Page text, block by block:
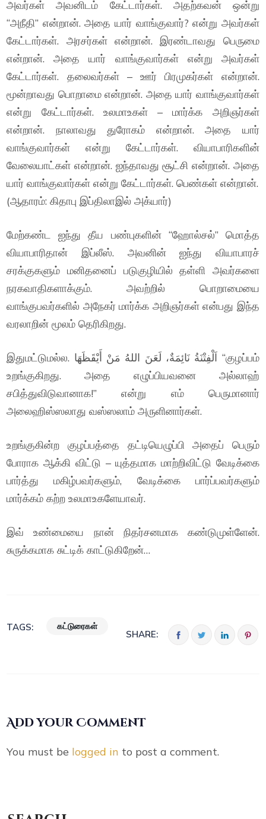
அவர்கள் அவனிடம் கேட்டார்கள். அதற்கவன் ஒன்று
“அநீதி” என்றான். அதை யார் வாங்குவார்? என்று அவர்கள்
கேட்டார்கள். அரசர்கள் என்றான். இரண்டாவது பெருமை
என்றான். அதை யார் வாங்குவார்கள் என்று அவர்கள்
கேட்டார்கள். தலைவர்கள் – ஊர் பிரமுகர்கள் என்றான்.
மூன்றாவது பொறாமை என்றான். அதை யார் வாங்குவார்கள்
என்று கேட்டார்கள். உலமாஉகள் – மார்க்க அறிஞர்கள்
என்றான். நாலாவது துரோகம் என்றான். அதை யார்
வாங்குவார்கள் என்று கேட்டார்கள். வியாபாரிகளின்
வேலையாட்கள் என்றான். ஐந்தாவது சூட்சி என்றான். அதை
யார் வாங்குவார்கள் என்று கேட்டார்கள். பெண்கள் என்றான்.
(ஆதாரம்: கிதாபு இப்திலாஇல் அக்யார்)
மேற்கண்ட ஐந்து தீய பண்புகளின் “ஹோல்சல்” மொத்த
வியாபாரிதான் இப்லீஸ். அவனின் ஐந்து வியாபாரச்
சரக்குகளும் மனிதனைப் படுகுழியில் தள்ளி அவர்களை
நரகவாதிகளாக்கும். அவற்றில் பொறாமையை
வாங்குபவர்களில் அநேகர் மார்க்க அறிஞர்கள் என்பது இந்த
வரலாறின் மூலம் தெரிகிறது.
இதுமட்டுமல்ல. اَلْفِتْنَةُ نَائِمَةٌ، لَعَنَ اللهُ مَنْ أَيْقَظَهَا “குழப்பம்
உறங்குகிறது. அதை எழுப்பியவனை அல்லாஹ்
சபித்துவிடுவானாக!” என்று எம் பெருமானார்
அலைஹிஸ்ஸலாது வஸ்ஸலாம் அருளினார்கள்.
உறங்குகின்ற குழப்பத்தை தட்டியெழுப்பி அதைப் பெரும்
போராக ஆக்கி விட்டு – யுத்தமாக மாற்றிவிட்டு வேடிக்கை
பார்த்து மகிழ்பவர்களும், வேடிக்கை பார்ப்பவர்களும்
மார்க்கம் கற்ற உலமாஉகளேயாவர்.
இவ் உண்மையை நான் நிதர்சனமாக கண்டுமுள்ளேன்.
சுருக்கமாக சுட்டிக் காட்டுகிறேன்…
TAGS: கட்டுரைகள்
SHARE:
Add your Comment
You must be logged in to post a comment.